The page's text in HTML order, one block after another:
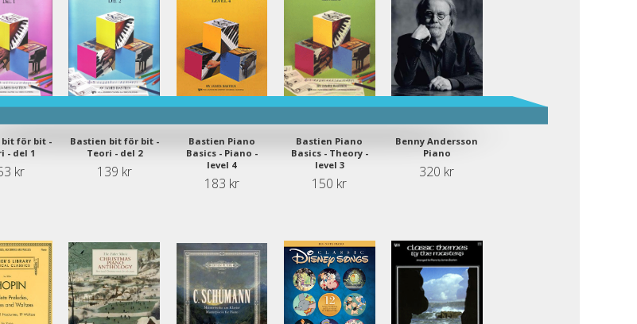
bit för bit -
- del 1
kr
Bastien bit för bit -
Teori - del 2
139 kr
Bastien Piano
Basics - Piano -
level 4
183 kr
Bastien Piano
Basics - Theory -
level 3
150 kr
Benny Andersson
Piano
320 kr